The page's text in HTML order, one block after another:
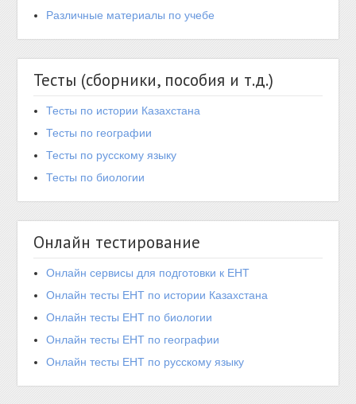
Различные материалы по учебе
Тесты (сборники, пособия и т.д.)
Тесты по истории Казахстана
Тесты по географии
Тесты по русскому языку
Тесты по биологии
Онлайн тестирование
Онлайн сервисы для подготовки к ЕНТ
Онлайн тесты ЕНТ по истории Казахстана
Онлайн тесты ЕНТ по биологии
Онлайн тесты ЕНТ по географии
Онлайн тесты ЕНТ по русскому языку